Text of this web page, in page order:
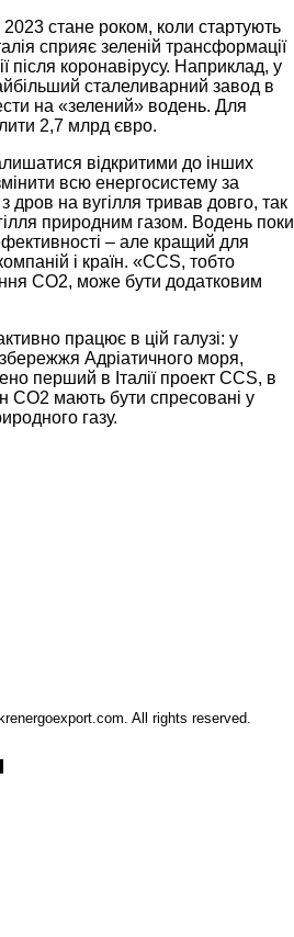
стане роком, коли стартують
сприяє зеленій трансформації
після коронавірусу. Наприклад, у
сталеливарний завод в
на «зелений» водень. Для
2,7 млрд євро.
відкритими до інших
всю енергосистему за
дров на вугілля тривав довго, так
природним газом. Водень поки
– але кращий для
і країн. «CCS, тобто
CO2, може бути додатковим
працює в цій галузі: у
Адріатичного моря,
перший в Італії проект CCS, в
СО2 мають бути спресовані у
газу.
All rights reserved.